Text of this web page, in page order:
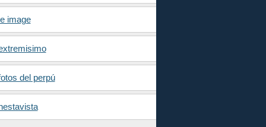
image
del perpú